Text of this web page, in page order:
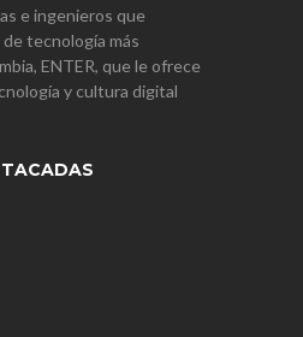
e ingenieros que
tecnología más
ENTER, que le ofrece
y cultura digital